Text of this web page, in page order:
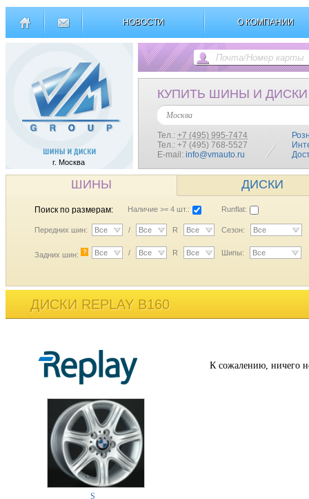
НОВОСТИ О КОМПАНИИ
г. Москва
КУПИТЬ ШИНЫ И ДИСКИ
Москва
Тел.: +7 (495) 995-7474
Тел.: +7 (495) 768-5527
E-mail: info@vmauto.ru
ШИНЫ ДИСКИ
Поиск по размерам: Наличие >= 4 шт.: Runflat:
Передних шин: Все / Все R Все Сезон: Все
Задних шин: ? Все / Все R Все Шипы: Все
ДИСКИ REPLAY B160
S
К сожалению, ничего